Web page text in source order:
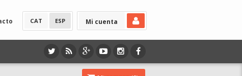
Mi cuenta
CAT ESP